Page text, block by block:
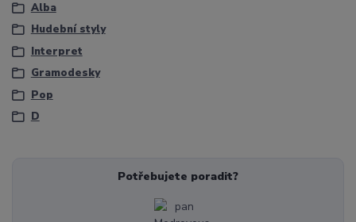
Alba
Hudební styly
Interpret
Gramodesky
Pop
D
Potřebujete poradit?